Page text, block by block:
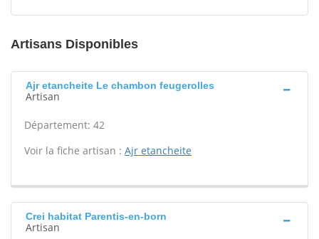
Artisans Disponibles
Ajr etancheite Le chambon feugerolles
Artisan
Département: 42
Voir la fiche artisan : Ajr etancheite
Crei habitat Parentis-en-born
Artisan